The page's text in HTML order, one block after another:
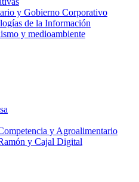
y Gobierno Corporativo
de la Información
y medioambiente
y Agroalimentario
y Cajal Digital